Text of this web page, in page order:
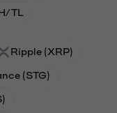
TL
Ripple (XRP)
(STG)